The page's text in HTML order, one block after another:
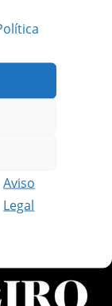
Aviso
Legal